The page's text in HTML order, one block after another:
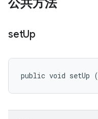
公共方法
setUp
public void setUp (